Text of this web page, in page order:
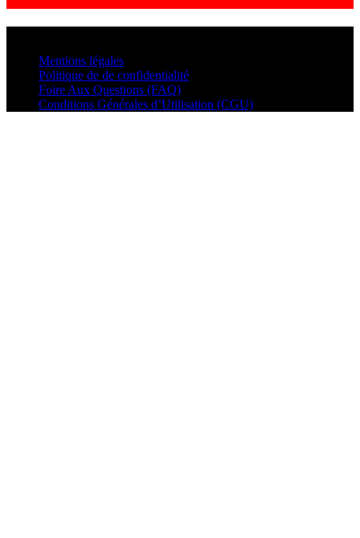
Mentions légales
Politique de de confidentialité
Foire Aux Questions (FAQ)
Conditions Générales d’Utilisation (CGU)